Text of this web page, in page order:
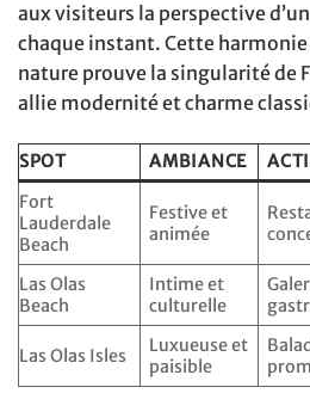
aux visiteurs la perspective
chaque instant. Cette
nature prouve la singularité de
allie modernité et charme
SPOT AMBIANCE
Fort
Lauderdale
Beach
Festive et
animée
Las Olas
Beach
Intime et
culturelle
Las Olas Isles
Luxueuse et
paisible